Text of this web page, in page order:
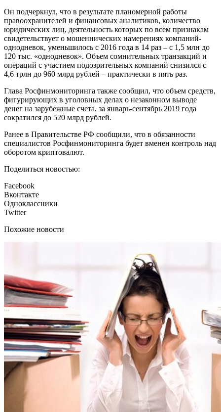
Он подчеркнул, что в результате планомерной работы
правоохранителей и финансовых аналитиков, количество
юридических лиц, деятельность которых по всем признакам
свидетельствует о мошеннических намерениях компаний-
однодневок, уменьшилось с 2016 года в 14 раз – с 1,5 млн до
120 тыс. «однодневок». Объем сомнительных транзакций и
операций с участием подозрительных компаний снизился с
4,6 трлн до 960 млрд рублей – практически в пять раз.
Глава Росфинмониторинга также сообщил, что объем средств,
фигурирующих в уголовных делах о незаконном выводе
денег на зарубежные счета, за январь-сентябрь 2019 года
сократился до 520 млрд рублей.
Ранее в Правительстве РФ сообщили, что в обязанности
специалистов Росфинмониторинга будет вменен контроль над
оборотом криптовалют.
Поделиться новостью:
Facebook
Вконтакте
Одноклассники
Twitter
Похожие новости